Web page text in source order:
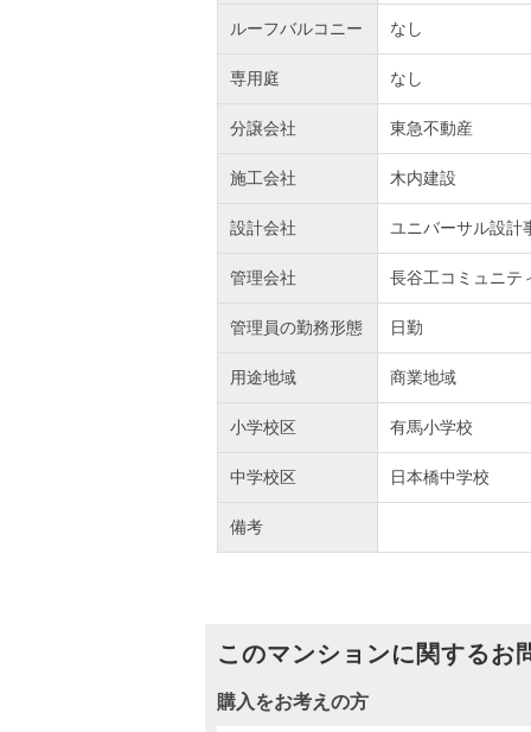
ルーフバルコニー なし
専用庭 なし
分譲会社 東急不動産
施工会社 木内建設
設計会社 ユニバーサル設計
管理会社 長谷工コミュニテ
管理員の勤務形態 日勤
用途地域 商業地域
小学校区 有馬小学校
中学校区 日本橋中学校
備考
このマンションに関するお
購入をお考えの方